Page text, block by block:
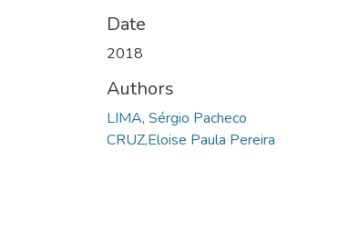
Date
2018
Authors
LIMA, Sérgio Pacheco
CRUZ,Eloise Paula Pereira